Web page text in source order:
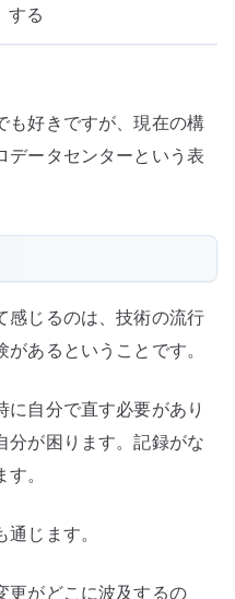
する
も好きですが、現在の構
データセンターという表
感じるのは、技術の流行
あるということです。
に自分で直す必要があり
分が困ります。記録がな
。
じます。
更がどこに波及するの